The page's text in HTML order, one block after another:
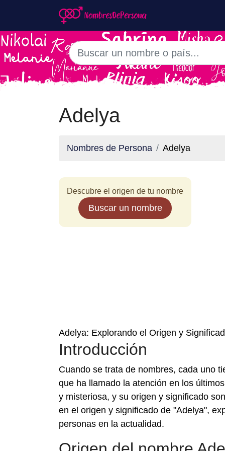
Adelya
Nombres de Persona Adelya
Descubre el origen de tu nombre
Buscar un nombre
Adelya: Explorando el Origen y
Introducción
Cuando se trata de nombres, cada uno
que ha llamado la atención en los
y misteriosa, y su origen y significado
en el origen y significado de "Adelya",
personas en la actualidad.